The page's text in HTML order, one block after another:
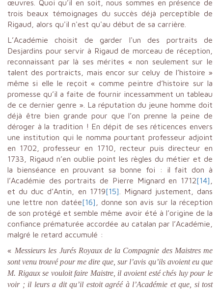
œuvres. Quoi qu’il en soit, nous sommes en présence de
trois beaux témoignages du succès déjà perceptible de
Rigaud, alors qu'il n'est qu'au début de sa carrière.
L’Académie choisit de garder l'un des portraits de
Desjardins pour servir à Rigaud de morceau de réception,
reconnaissant par là ses mérites « non seulement sur le
talent des portraicts, mais encor sur celuy de l’histoire »
même si elle le reçoit « comme peintre d’histoire sur la
promesse qu’il a faite de fournir incessamment un tableau
de ce dernier genre ». La réputation du jeune homme doit
déjà être bien grande pour que l’on prenne la peine de
déroger à la tradition ! En dépit de ses réticences envers
une institution qui le nomma pourtant professeur adjoint
en 1702, professeur en 1710, recteur puis directeur en
1733, Rigaud n’en oublie point les règles du métier et de
la bienséance en prouvant sa bonne foi : il fait don à
l’Académie des portraits de Pierre Mignard en 1712[14]
et du duc d’Antin, en 1719[15] . Mignard justement, dans
une lettre non datée[16] , donne son avis sur la réception
de son protégé et semble même avoir été à l’origine de la
confiance prématurée accordée au catalan par l’Académie,
malgré le retard accumulé :
« Messieurs les Jurés Royaux de la Compagnie des Maistres me
sont venu trouvé pour me dire que, sur l’avis qu’ils avoient eu que
M. Rigaux se vouloit faire Maistre, il avoient esté chés luy pour le
voir ; il leurs a dit qu’il estoit agréé à l’Académie et que, si tost